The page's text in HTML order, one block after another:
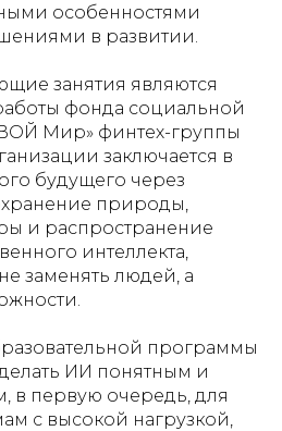
особенностями
в развитии.
занятия являются
фонда социальной
Мир» финтех-группы
заключается в
будущего через
природы,
и распространение
интеллекта,
заменять людей, а
программы
ИИ понятным и
в первую очередь, для
с высокой нагрузкой,